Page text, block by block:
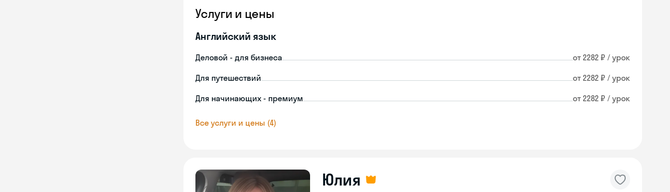
Услуги и цены
Английский язык
Деловой - для бизнеса от 2282 ₽ / урок
Для путешествий от 2282 ₽ / урок
Для начинающих - премиум от 2282 ₽ / урок
Все услуги и цены (4)
Юлия